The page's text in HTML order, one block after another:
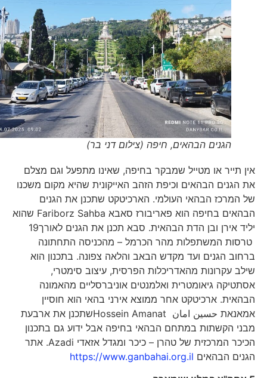
הגנים הבהאים, חיפה (צילום דני בר)
אין תייר או מטייל שמבקר בחיפה, שאינו מתפעל וגם מצלם
את הגנים הבהאים וכיפת הזהב האייקונית שהיא מקום משכנו
של המרכז הבהאי העולמי. הארכיטקט שתכנן את הגנים
הבהאים בחיפה הוא פאריבורז סאבא Fariborz Sahba שהוא
יליד אירן ובן הדת הבהאית. סבא תכנן את הגנים לאורך19
טרסות המשתפלות מהר הכרמל – מהכניסה התחתונה
ברחוב הגנים ועד מקדש הבאב והלאה צפונה. בתכנון הוא
שילב עקרונות מהאדריכלות הפרסית, עיצוב סימטרי,
אסתטיקה גיאומטרית ואלמנטים אוניברסליים מהאמונה
הבהאית. ארכיטקט אחר ממוצא אירני בהאי הוא חוסיין
אמאנאת حسین امان Hossein Amanat‏שתכנן את ארבעת
מבני הקשתות במתחם הבהאי בחיפה אבל ידוע גם בתכנון
הכיכר המרכזית של טהרן – כיכר ומגדל אזאדי Azadi. אתר
הגנים הבהאיםhttps://www.ganbahai.org.il